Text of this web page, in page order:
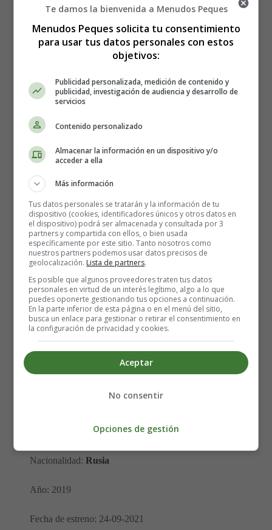
Estreno en España de la
película, Break, pánico en las
alturas (2019) - Sinopsis y
tráiler
Título original: Otryv
Dirección: Tigran Sahakyan
Actores: Irina Antonenko, Anastasiya Grachyova,
Aleksandr Nikitchenko, Ingrid Olerinskaya, Angelina
Sergey Todorov, Marina Vasilenko, Elena Vetrova
Nacionalidad: Rusia
Año: 2019
Fecha de estreno: 24-09-2021
Te damos la bienvenida a Menudos Peques
Menudos Peques solicita tu consentimiento
para usar tus datos personales con estos
objetivos:
Publicidad personalizada, medición de contenido y
publicidad, investigación de audiencia y desarrollo de
servicios
Contenido personalizado
Almacenar la información en un dispositivo y/o
acceder a ella
Más información
Tus datos personales se tratarán y la información de tu
dispositivo (cookies, identificadores únicos y otros datos en
el dispositivo) podrá ser almacenada y consultada por 3
partners y compartida con ellos, o bien usada
específicamente por este sitio. Tanto nosotros como
nuestros partners podemos usar datos precisos de
geolocalización. Lista de partners.
Es posible que algunos proveedores traten tus datos
personales en virtud de un interés legítimo, algo a lo que
puedes oponerte gestionando tus opciones a continuación.
En la parte inferior de esta página o en el menú del sitio,
busca un enlace para gestionar o retirar el consentimiento en
la configuración de privacidad y cookies.
Aceptar
No consentir
Opciones de gestión